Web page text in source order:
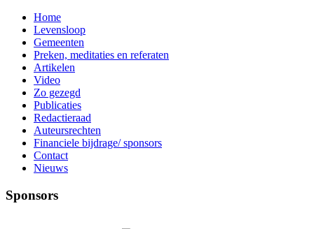
Home
Levensloop
Gemeenten
Preken, meditaties en referaten
Artikelen
Video
Zo gezegd
Publicaties
Redactieraad
Auteursrechten
Financiele bijdrage/ sponsors
Contact
Nieuws
Sponsors